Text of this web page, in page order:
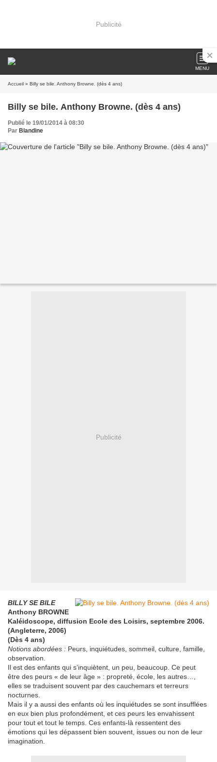
Publicité
MENU
Accueil » Billy se bile. Anthony Browne. (dès 4 ans)
Billy se bile. Anthony Browne. (dès 4 ans)
Publié le 19/01/2014 à 08:30
Par Blandine
Publicité
BILLY SE BILE
Anthony BROWNE
Kaléidoscope, diffusion Ecole des Loisirs, septembre 2006.
(Angleterre, 2006)
(Dès 4 ans)
Notions abordées : Peurs, inquiétudes, sommeil, culture, famille,
observation.
Il est des enfants qui s’inquiètent, un peu, beaucoup. Ce peut
être des peurs « de leur âge » : propreté, école, les autres…,
elles se traduisent souvent par des cauchemars et terreurs
nocturnes.
Mais il y a aussi des enfants où les inquiétudes se sont insufflées
en eux bien plus profondément, et ces peurs les envahissent
pour tout et tout le temps. Ces enfants-là ressentent des
émotions qui les dépassent bien souvent, issues ou non de leur
imagination.